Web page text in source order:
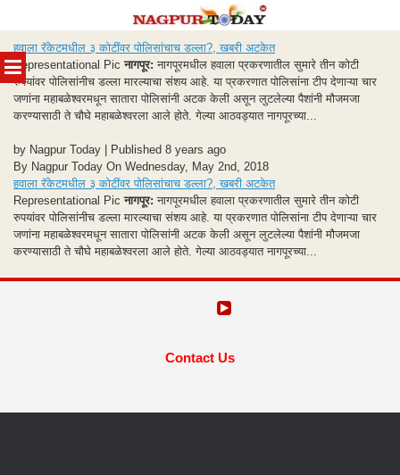
MENU
to
content
हवाला रॅकेटमधील ३ कोटींवर पोलिसांचाच डल्ला?, खबरी अटकेत
Representational Picनागपूर: नागपूरमधील हवाला प्रकरणातील सुमारे तीन कोटी
रुपयांवर पोलिसांनीच डल्ला मारल्याचा संशय आहे. या प्रकरणात पोलिसांना टीप देणाऱ्या चार
जणांना महाबळेश्वरमधून सातारा पोलिसांनी अटक केली असून लुटलेल्या पैशांनी मौजमजा
करण्यासाठी ते चौघे महाबळेश्वरला आले होते. गेल्या आठवड्यात नागपूरच्या...
by Nagpur Today | Published 8 years ago
By Nagpur Today On Wednesday, May 2nd, 2018
हवाला रॅकेटमधील ३ कोटींवर पोलिसांचाच डल्ला?, खबरी अटकेत
Representational Picनागपूर: नागपूरमधील हवाला प्रकरणातील सुमारे तीन कोटी
रुपयांवर पोलिसांनीच डल्ला मारल्याचा संशय आहे. या प्रकरणात पोलिसांना टीप देणाऱ्या चार
जणांना महाबळेश्वरमधून सातारा पोलिसांनी अटक केली असून लुटलेल्या पैशांनी मौजमजा
करण्यासाठी ते चौघे महाबळेश्वरला आले होते. गेल्या आठवड्यात नागपूरच्या...
Contact Us